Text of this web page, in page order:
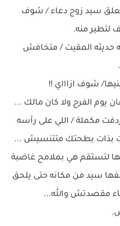
سيد زوج دعاء / شوف
لتطير منه.
حديثه المقيت / متخافش
شوف ازاااي !!
يوم الفرح ولا كان مالك ...
مكملة / اللي على رأسه
بذات بطحتك متتنسيش ...
لتستقم هي بملامح غاضبة
سيد من مكانه حتى يلحق
مقصدتش والله...